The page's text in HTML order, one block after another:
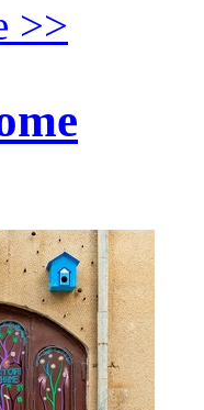
>>